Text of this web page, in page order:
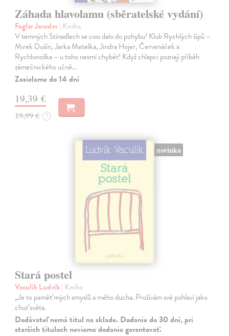
Záhada hlavolamu (sběratelské vydání)
Foglar Jaroslav| Kniha
V temných Stínadlech se cosi dalo do pohybu! Klub Rychlých šípů –
Mirek Dušín, Jarka Metelka, Jindra Hojer, Červenáček a
Rychlonožka – u toho nesmí chybět! Když chlapci poznají příběh
zámečnického učně…
Zasielame do 14 dní
19,39 €
19,99 € ?
novinka
Stará postel
Vaculík Ludvík| Kniha
„Je to paměť mých smyslů a mého ducha. Prožívám své pohlaví jako
chuť světa.
Dodávateľ nemá titul na sklade. Dodanie do 30 dní, pri
starších tituloch nevieme dodanie garantovať.